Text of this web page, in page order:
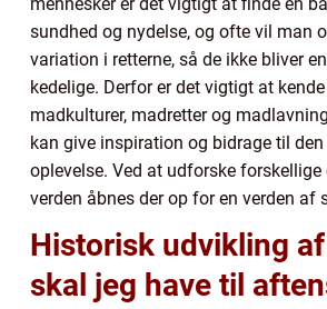
sundhed og nydelse, og ofte vil man
variation i retterne, så de ikke bliver
kedelige. Derfor er det vigtigt at
madkulturer, madretter og
kan give inspiration og bidrage til
oplevelse. Ved at udforske
verden åbnes der op for en verden af
Historisk udvikling af
skal jeg have til